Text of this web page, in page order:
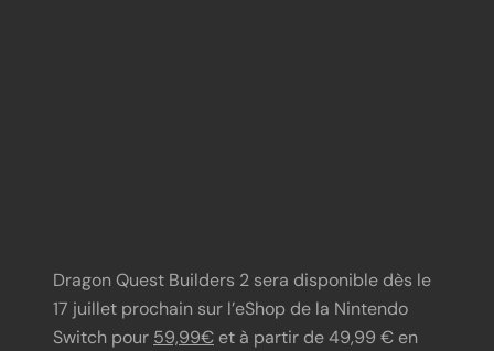
v=TDONYp2r7jE
Dragon Quest Builders 2 sera disponible dès le
17 juillet prochain sur l’eShop de la Nintendo
Switch pour 59,99€ et à partir de 49,99 € en